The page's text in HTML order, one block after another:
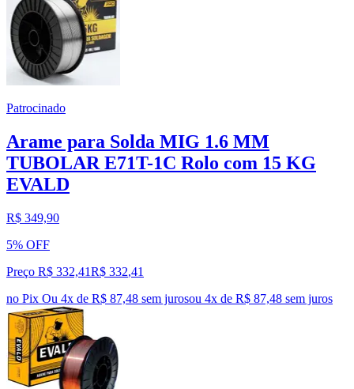
Patrocinado
Arame para Solda MIG 1.6 MM
TUBOLAR E71T-1C Rolo com 15 KG
EVALD
R$ 349,90
5% OFF
Preço R$ 332,41R$ 332,41
no Pix Ou 4x de R$ 87,48 sem jurosou 4x de R$ 87,48 sem juros